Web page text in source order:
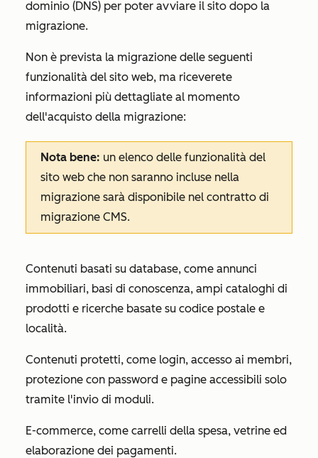
dominio (DNS) per poter avviare il sito dopo la
migrazione.
Non è prevista la migrazione delle seguenti
funzionalità del sito web, ma riceverete
informazioni più dettagliate al momento
dell'acquisto della migrazione:
Nota bene: un elenco delle funzionalità del
sito web che non saranno incluse nella
migrazione sarà disponibile nel contratto di
migrazione CMS.
Contenuti basati su database, come annunci
immobiliari, basi di conoscenza, ampi cataloghi di
prodotti e ricerche basate su codice postale e
località.
Contenuti protetti, come login, accesso ai membri,
protezione con password e pagine accessibili solo
tramite l'invio di moduli.
E-commerce, come carrelli della spesa, vetrine ed
elaborazione dei pagamenti.